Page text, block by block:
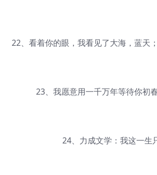
22、看着你的眼，我看见了大海，蓝天；
23、我愿意用一千万年等待你初春
24、力成文学：我这一生